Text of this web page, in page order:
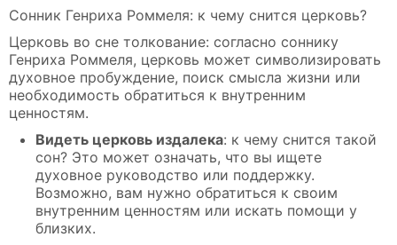
Сонник Генриха Роммеля: к чему снится церковь?
Церковь во сне толкование: согласно соннику
Генриха Роммеля, церковь может символизировать
духовное пробуждение, поиск смысла жизни или
необходимость обратиться к внутренним
ценностям.
Видеть церковь издалека: к чему снится такой
сон? Это может означать, что вы ищете
духовное руководство или поддержку.
Возможно, вам нужно обратиться к своим
внутренним ценностям или искать помощи у
близких.